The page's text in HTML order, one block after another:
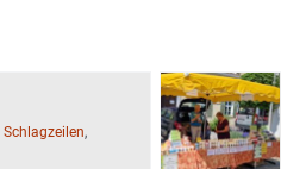
Schlagzeilen,